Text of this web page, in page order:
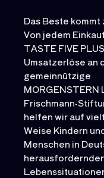
Das Beste kommt
Von jedem
TASTE FIVE
Umsatzerlöse an
gemeinnützige
MORGENSTERN
Frischmann-
helfen wir auf
Weise Kindern
Menschen in